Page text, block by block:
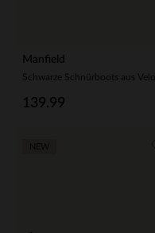
Manfield
139.99